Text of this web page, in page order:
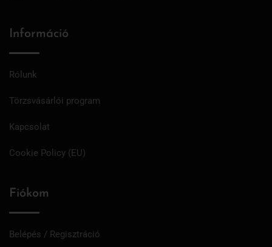
Információ
Rólunk
Törzsvásárlói program
Kapcsolat
Cookie Policy (EU)
Fiókom
Belépés / Regisztráció